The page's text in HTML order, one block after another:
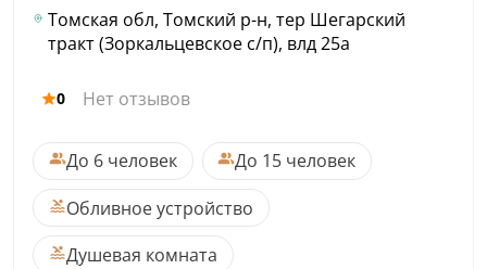
Томская обл, Томский р-н, тер Шегарский
тракт (Зоркальцевское с/п), влд 25а
0 Нет отзывов
До 6 человек
До 15 человек
Обливное устройство
Душевая комната